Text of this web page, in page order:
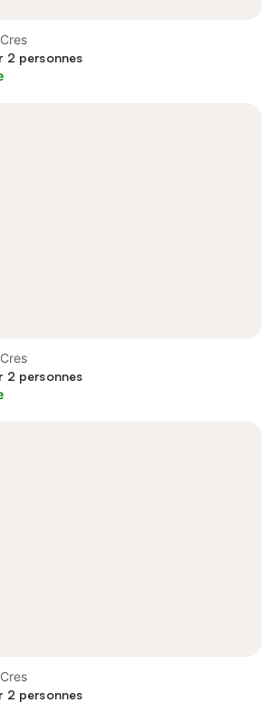
2 personnes
2 personnes
2 personnes